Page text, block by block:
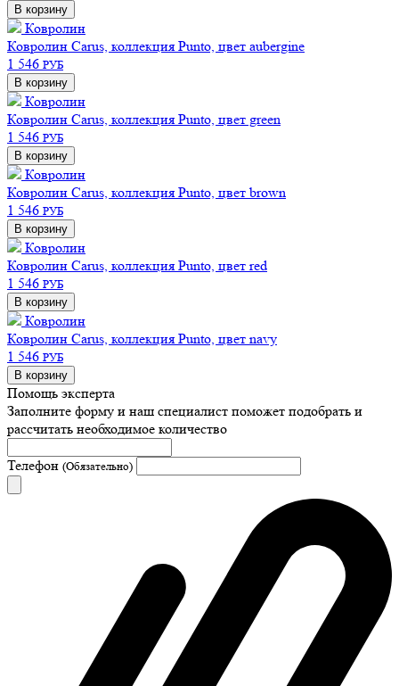
В корзину
Ковролин
Ковролин Carus, коллекция Punto, цвет aubergine
1 546 РУБ
В корзину
Ковролин
Ковролин Carus, коллекция Punto, цвет green
1 546 РУБ
В корзину
Ковролин
Ковролин Carus, коллекция Punto, цвет brown
1 546 РУБ
В корзину
Ковролин
Ковролин Carus, коллекция Punto, цвет red
1 546 РУБ
В корзину
Ковролин
Ковролин Carus, коллекция Punto, цвет navy
1 546 РУБ
В корзину
Помощь эксперта
Заполните форму и наш специалист поможет подобрать и
рассчитать необходимое количество
Телефон (Обязательно)